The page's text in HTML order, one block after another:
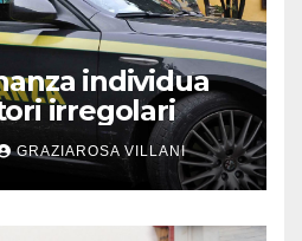
individua
irregolari
GRAZIAROSA VILLANI